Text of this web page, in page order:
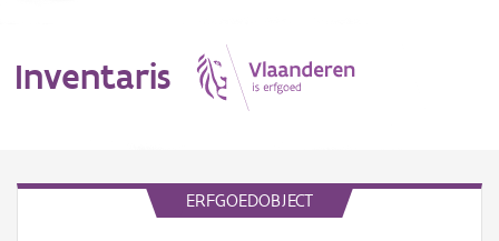
Inventaris
ERFGOEDOBJECT